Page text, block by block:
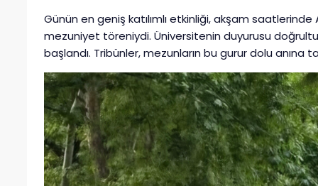
Günün en geniş katılımlı etkinliği, akşam
mezuniyet töreniydi. Üniversitenin duyurusu
başlandı. Tribünler, mezunların bu gurur dolu anına